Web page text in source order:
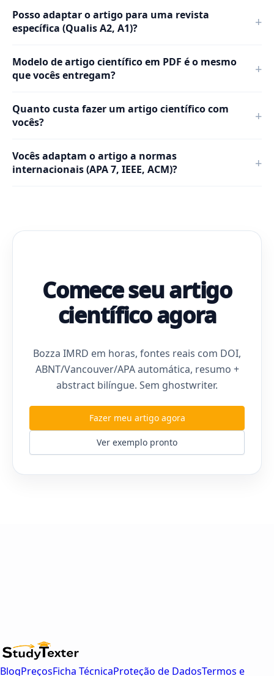
Posso adaptar o artigo para uma revista
específica (Qualis A2, A1)?
Modelo de artigo científico em PDF é o mesmo
que vocês entregam?
Quanto custa fazer um artigo científico com
vocês?
Vocês adaptam o artigo a normas
internacionais (APA 7, IEEE, ACM)?
Comece seu artigo
científico agora
Bozza IMRD em horas, fontes reais com DOI,
ABNT/Vancouver/APA automática, resumo +
abstract bilíngue. Sem ghostwriter.
Fazer meu artigo agora
Ver exemplo pronto
BlogPreçosFicha TécnicaProteção de DadosTermos e